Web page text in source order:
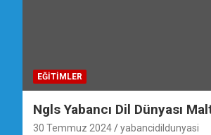
EĞİTİMLER
Ngls Yabancı Dil Dünyası
30 Temmuz 2024 yabancidildunyasi